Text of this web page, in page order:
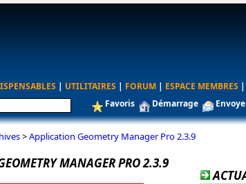
| UTILITAIRES | FORUM | ESPACE MEMBRES |
Favoris Démarrage
>Application Geometry Manager Pro 2.3.9
MANAGER PRO 2.3.9